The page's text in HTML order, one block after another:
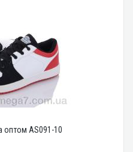
оптом AS091-10